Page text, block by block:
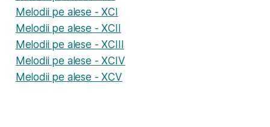
Melodii pe alese - XCI
Melodii pe alese - XCII
Melodii pe alese - XCIII
Melodii pe alese - XCIV
Melodii pe alese - XCV